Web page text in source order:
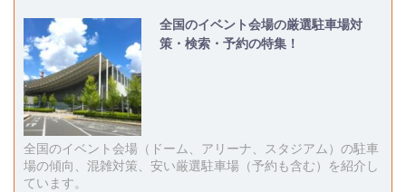
全国のイベント会場の厳選駐車場対
策・検索・予約の特集！
全国のイベント会場（ドーム、アリーナ、スタジアム）の駐車
場の傾向、混雑対策、安い厳選駐車場（予約も含む）を紹介し
ています。